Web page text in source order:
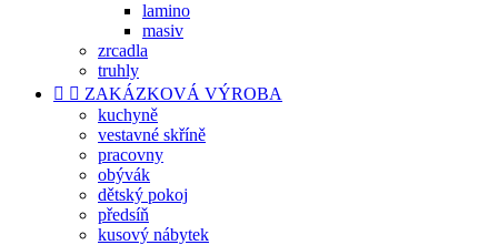
lamino
masiv
zrcadla
truhly
  ZAKÁZKOVÁ VÝROBA
kuchyně
vestavné skříně
pracovny
obývák
dětský pokoj
předsíň
kusový nábytek